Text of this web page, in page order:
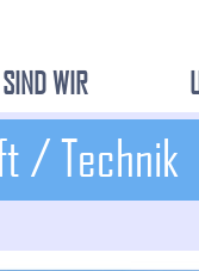
WIR
/ Technik